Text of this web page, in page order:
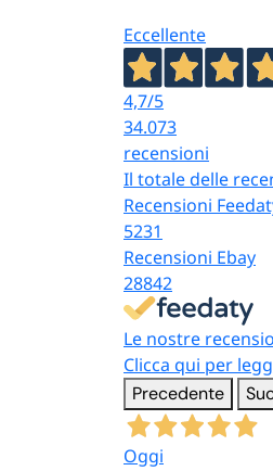
Eccellente
4,7/5
34.073
recensioni
Il totale delle
Recensioni
5231
Recensioni Ebay
28842
Le nostre
Clicca qui per
Precedente
Oggi